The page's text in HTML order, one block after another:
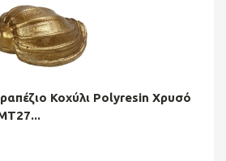
Κοχύλι Polyresin Χρυσό